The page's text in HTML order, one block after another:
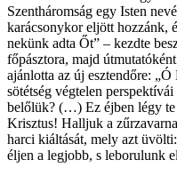
Szentháromság egy Isten
karácsonykor eljött hozzánk,
nekünk adta Őt” – kezdte
főpásztora, majd
ajánlotta az új esztendőre:
sötétség végtelen
belőlük? (…) Ez éjben légy te
Krisztus! Halljuk a
harci kiáltását, mely azt
éljen a legjobb, s leborulunk